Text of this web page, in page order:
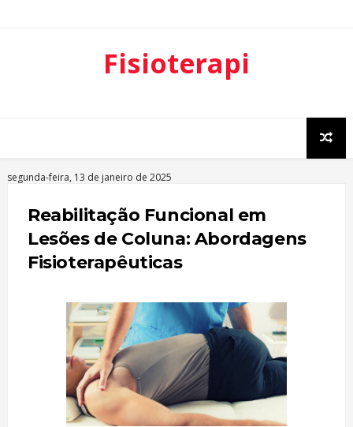
Fisioterapi
segunda-feira, 13 de janeiro de 2025
Reabilitação Funcional em
Lesões de Coluna: Abordagens
Fisioterapêuticas